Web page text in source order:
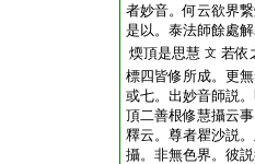
者妙音。何云欲界
是以。泰法師餘處
煗頂是思慧 文 若依
標四皆修所成。更
或七。出妙音師説
頂二善根修慧攝云
釋云。尊者瞿沙説
攝。非無色界。彼